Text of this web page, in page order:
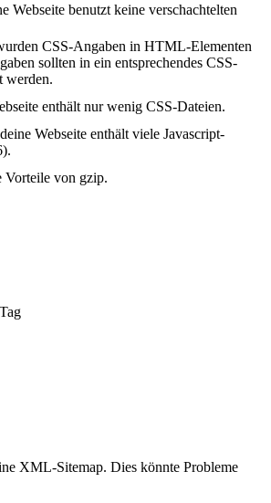
Webseite benutzt keine verschachtelten
CSS-Angaben in HTML-Elementen
sollten in ein entsprechendes CSS-
werden.
enthält nur wenig CSS-Dateien.
Webseite enthält viele Javascript-
Vorteile von gzip.
XML-Sitemap. Dies könnte Probleme